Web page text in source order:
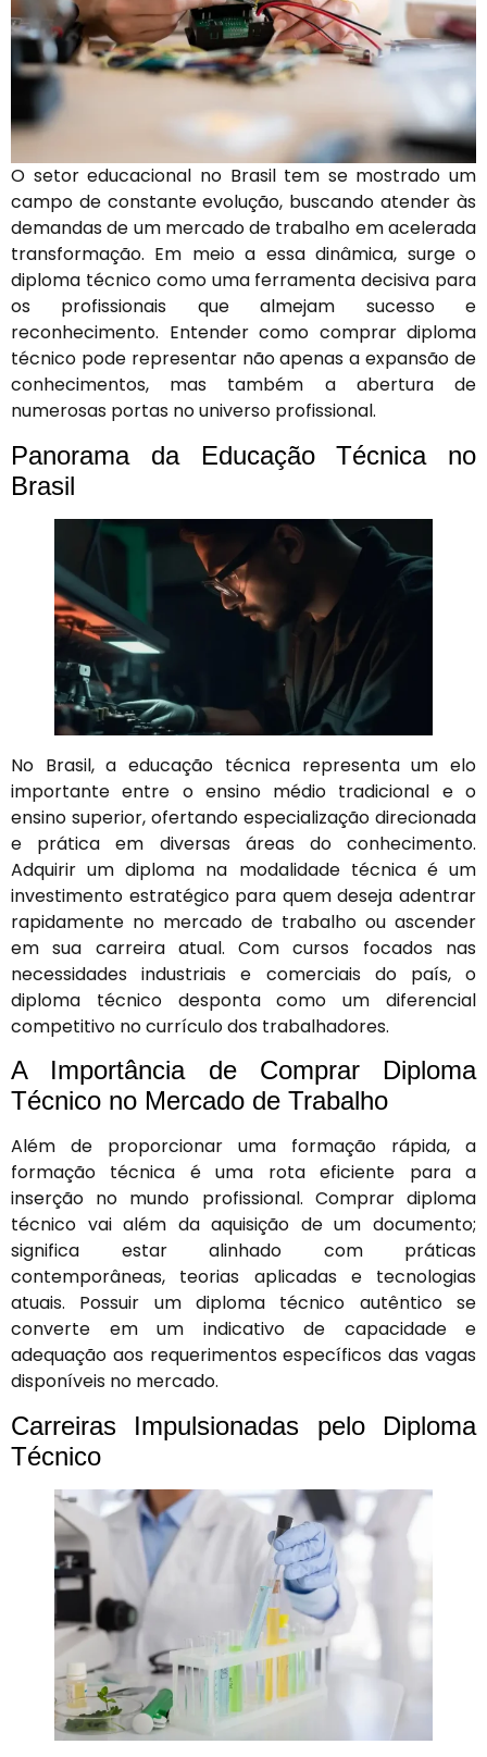
O setor educacional no Brasil tem se mostrado um
campo de constante evolução, buscando atender às
demandas de um mercado de trabalho em acelerada
transformação. Em meio a essa dinâmica, surge o
diploma técnico como uma ferramenta decisiva para
os profissionais que almejam sucesso e
reconhecimento. Entender como comprar diploma
técnico pode representar não apenas a expansão de
conhecimentos, mas também a abertura de
numerosas portas no universo profissional.
Panorama da Educação Técnica no
Brasil
No Brasil, a educação técnica representa um elo
importante entre o ensino médio tradicional e o
ensino superior, ofertando especialização direcionada
e prática em diversas áreas do conhecimento.
Adquirir um diploma na modalidade técnica é um
investimento estratégico para quem deseja adentrar
rapidamente no mercado de trabalho ou ascender
em sua carreira atual. Com cursos focados nas
necessidades industriais e comerciais do país, o
diploma técnico desponta como um diferencial
competitivo no currículo dos trabalhadores.
A Importância de Comprar Diploma
Técnico no Mercado de Trabalho
Além de proporcionar uma formação rápida, a
formação técnica é uma rota eficiente para a
inserção no mundo profissional. Comprar diploma
técnico vai além da aquisição de um documento;
significa estar alinhado com práticas
contemporâneas, teorias aplicadas e tecnologias
atuais. Possuir um diploma técnico autêntico se
converte em um indicativo de capacidade e
adequação aos requerimentos específicos das vagas
disponíveis no mercado.
Carreiras Impulsionadas pelo Diploma
Técnico